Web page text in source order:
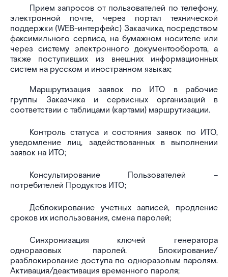
Прием запросов от пользователей по телефону,
электронной почте, через портал технической
поддержки (WEB-интерфейс) Заказчика, посредством
факсимильного сервиса, на бумажном носителе или
через систему электронного документооборота, а
также поступивших из внешних информационных
систем на русском и иностранном языках;
Маршрутизация заявок по ИТО в рабочие
группы Заказчика и сервисных организаций в
соответствии с таблицами (картами) маршрутизации.
Контроль статуса и состояния заявок по ИТО,
уведомление лиц, задействованных в выполнении
заявок на ИТО;
Консультирование Пользователей –
потребителей Продуктов ИТО;
Деблокирование учетных записей, продление
сроков их использования, смена паролей;
Синхронизация ключей генератора
одноразовых паролей. Блокирование/
разблокирование доступа по одноразовым паролям.
Активация/деактивация временного пароля;